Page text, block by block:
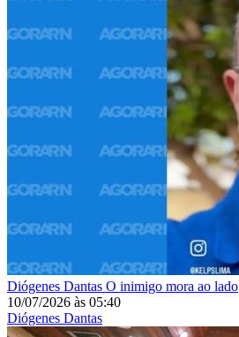
Diógenes Dantas O inimigo mora ao lado
10/07/2026 às 05:40
Diógenes Dantas